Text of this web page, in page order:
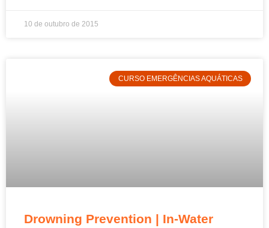
10 de outubro de 2015
CURSO EMERGÊNCIAS AQUÁTICAS
Drowning Prevention | In-Water